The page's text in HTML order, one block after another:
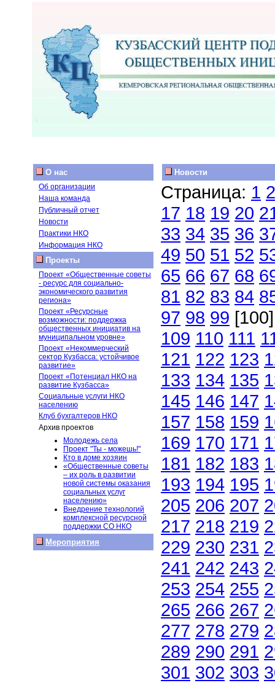
О нас
Об организации
Наша команда
Публичный отчет
Новости
Практики НКО
Информация НКО
Проекты
Проект «Общественные советы
- ресурс для социально-
экономического развития
региона»
Проект «Ресурсные
возможности: поддержка
общественных инициатив на
муниципальном уровне»
Проект «Некоммерческий
сектор Кузбасса: устойчивое
развитие»
Проект «Потенциал НКО на
развитие Кузбасса»
Социальные услуги НКО
населению
Клуб бухгалтеров НКО
Архив проектов
Молодежь села
Проект "Ты - можешь!"
Кто в доме хозяин
«Общественные советы
– их роль в развитии
новой системы оказания
социальных услуг
населению»
Внедрение технологий
комплексной ресурсной
поддержки СО НКО
Мероприятия
Новости
Страница: 1 2
17 18 19 20
33 34 35 36
49 50 51 52
65 66 67 68
81 82 83 84
97 98 99
109 110 111
121 122 123
133 134 135
145 146 147
157 158 159
169 170 171
181 182 183
193 194 195
205 206 207
217 218 219
229 230 231
241 242 243
253 254 255
265 266 267
277 278 279
289 290 291
301 302 303